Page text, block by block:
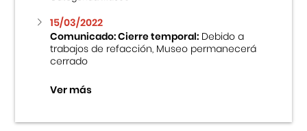
15/03/2022
Comunicado: Cierre temporal:Debido a
trabajos de refacción, Museo permanecerá
cerrado
Ver más